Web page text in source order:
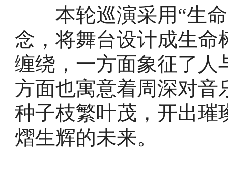
本轮巡演采用“生命
念，将舞台设计成生命
缠绕，一方面象征了人
方面也寓意着周深对音
种子枝繁叶茂，开出璀
熠生辉的未来。